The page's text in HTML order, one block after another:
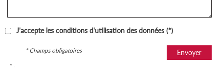
J'accepte les conditions d'utilisation des données (*)
Envoyer
* Champs obligatoires
* :